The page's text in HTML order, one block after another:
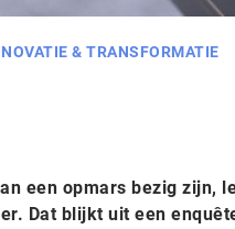
& TRANSFORMATIE
een opmars bezig zijn,
Dat blijkt uit een